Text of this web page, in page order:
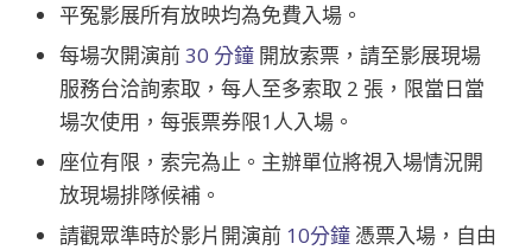
平冤影展所有放映均為免費入場。
每場次開演前 30 分鐘 開放索票，請至影展現場
服務台洽詢索取，每人至多索取 2 張，限當日當
場次使用，每張票券限1人入場。
座位有限，索完為止。主辦單位將視入場情況開
放現場排隊候補。
請觀眾準時於影片開演前 10分鐘 憑票入場，自由